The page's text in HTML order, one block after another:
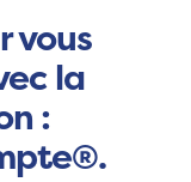
vous
la
: